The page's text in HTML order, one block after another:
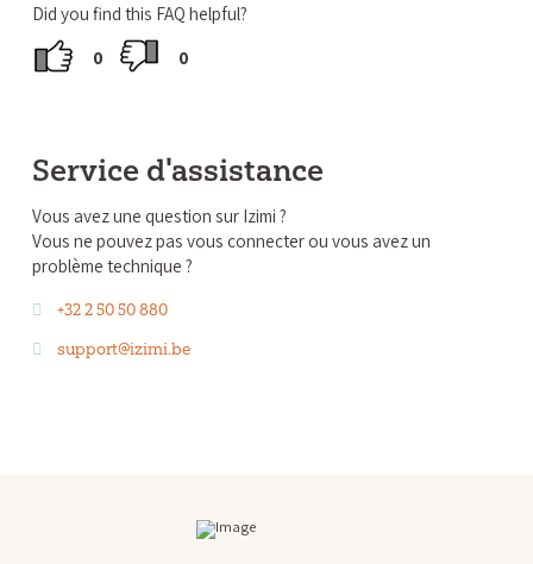
Did you find this FAQ helpful?
0
0
Service d'assistance
Vous avez une question sur Izimi ?
Vous ne pouvez pas vous connecter ou vous avez un
problème technique ?
+32 2 50 50 880
support@izimi.be